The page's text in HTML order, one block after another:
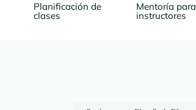
Planificación de
clases
Mentoría para
instructores